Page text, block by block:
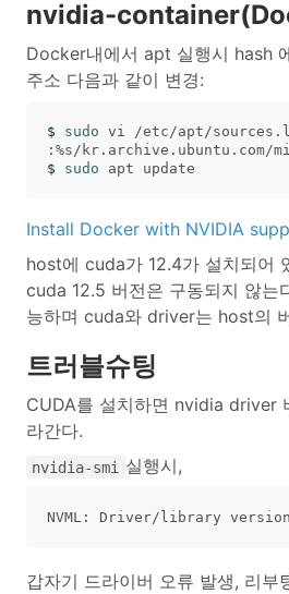
nvidia-
Docker내에서 apt 실행시 hash
주소 다음과 같이 변경:
$ sudo vi /etc/apt/
$ sudo
Install Docker with NVIDIA
host에 cuda가 12.4가 설치되어
cuda 12.5 버전은 구동되지 않는
능하며 cuda와 driver는 host의
트러블슈팅
CUDA를 설치하면 nvidia driver
라간다.
nvidia-smi 실행시,
갑자기 드라이버 오류 발생, 리부